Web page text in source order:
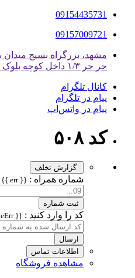
09154435731
09157009721
مشهد، بزرگراه بسیج میدان
حر حر ۱/۳ داخل کوچه بلوک صنعتی چهارم
کانال تلگرام
پیام در تلگرام
پیام در واتس‌اپ
کد ۵۰۸
گزارش تخلف
شماره همراه : {{ err }}
ثبت شماره
کد را وارد کنید : {{ codeErr }}
ارسال
اطلاعات تماس
مشاهده فروشگاه